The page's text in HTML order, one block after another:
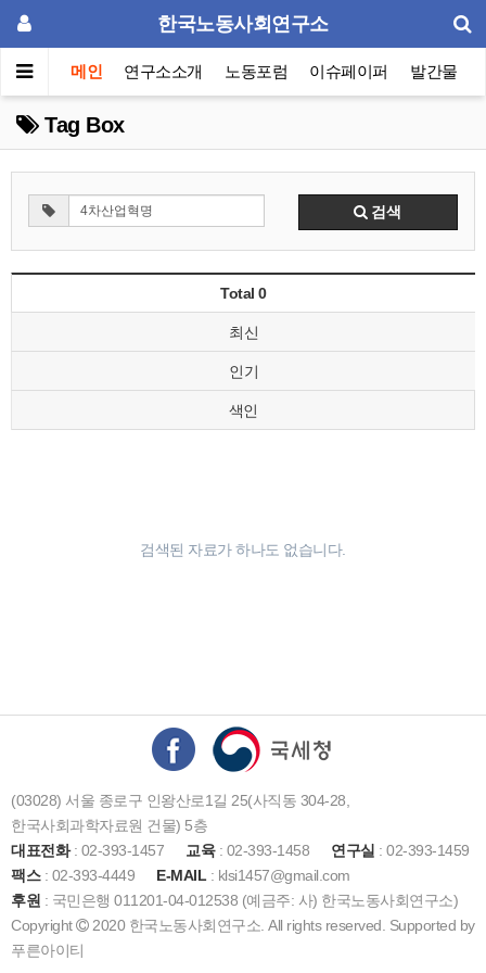
한국노동사회연구소
메인 연구소소개 노동포럼 이슈페이퍼 발간물
Tag Box
검색
Total 0
최신
인기
색인
검색된 자료가 하나도 없습니다.
(03028) 서울 종로구 인왕산로1길 25(사직동 304-28,
한국사회과학자료원 건물) 5층
대표전화: 02-393-1457 교육: 02-393-1458 연구실 : 02-393-1459
팩스: 02-393-4449 E-MAIL : klsi1457@gmail.com
후원 : 국민은행 011201-04-012538 (예금주: 사) 한국노동사회연구소)
Copyright
2020 한국노동사회연구소. All rights reserved. Supported by
푸른아이티